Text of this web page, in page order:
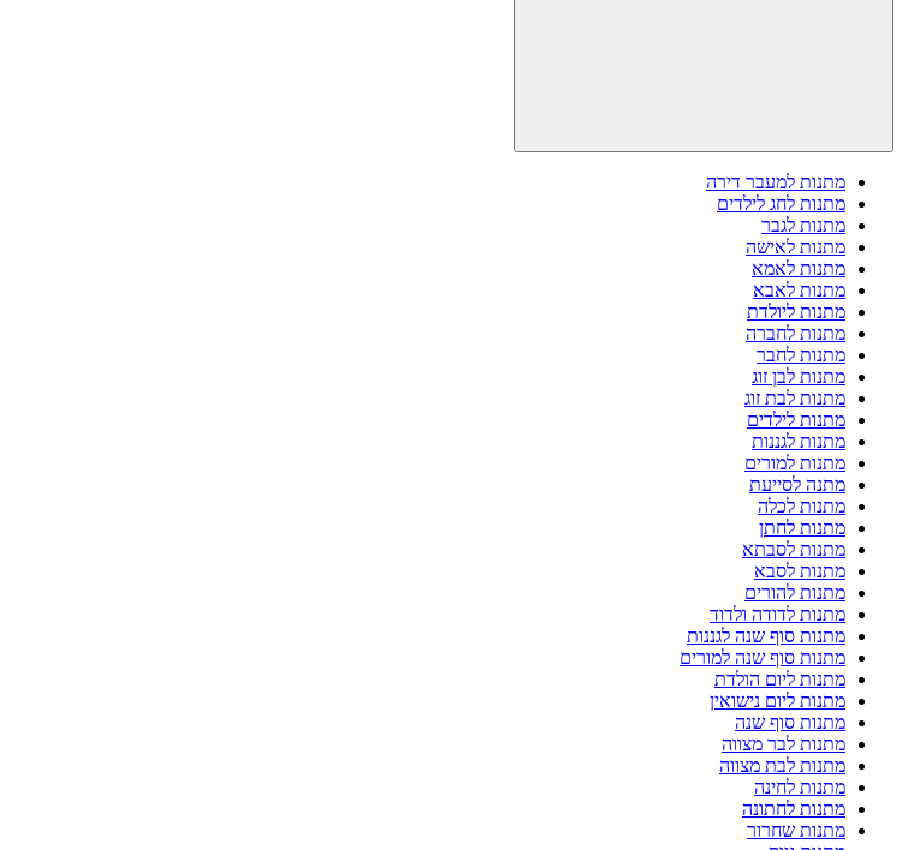
מתנות למעבר דירה
מתנות לחג לילדים
מתנות לגבר
מתנות לאישה
מתנות לאמא
מתנות לאבא
מתנות ליולדת
מתנות לחברה
מתנות לחבר
מתנות לבן זוג
מתנות לבת זוג
מתנות לילדים
מתנות לגננות
מתנות למורים
מתנה לסייעת
מתנות לכלה
מתנות לחתן
מתנות לסבתא
מתנות לסבא
מתנות להורים
מתנות לדודה ולדוד
מתנות סוף שנה לגננות
מתנות סוף שנה למורים
מתנות ליום הולדת
מתנות ליום נישואין
מתנות סוף שנה
מתנות לבר מצווה
מתנות לבת מצווה
מתנות לחינה
מתנות לחתונה
מתנות שחרור